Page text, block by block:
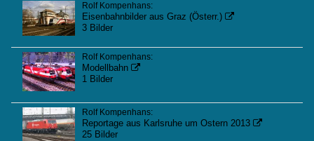
Rolf Kompenhans:
Eisenbahnbilder aus Graz (Österr.) 
3 Bilder
Rolf Kompenhans:
Modellbahn 
1 Bilder
Rolf Kompenhans:
Reportage aus Karlsruhe um Ostern 2013 
25 Bilder